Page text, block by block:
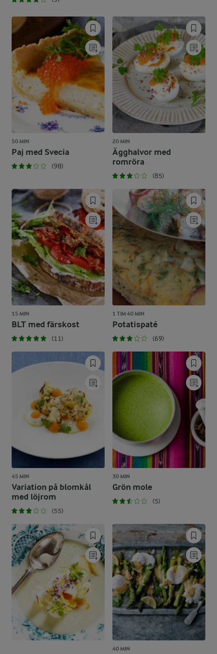
50 MIN
Paj med Svecia
(98)
20 MIN
Ägghalvor med
romröra
(85)
15 MIN
BLT med färskost
(11)
1 TIM 40 MIN
Potatispaté
(69)
45 MIN
Variation på blomkål
med löjrom
(55)
30 MIN
Grön mole
(5)
40 MIN